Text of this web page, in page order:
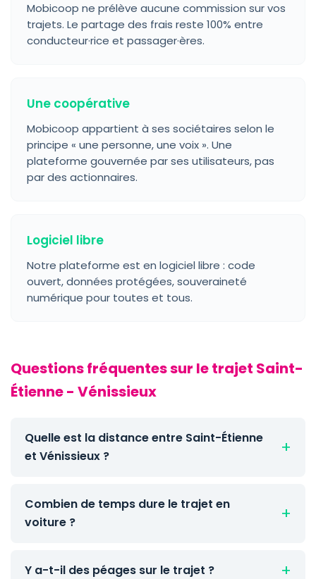
Mobicoop ne prélève aucune commission sur vos
trajets. Le partage des frais reste 100% entre
conducteur·rice et passager·ères.
Une coopérative
Mobicoop appartient à ses sociétaires selon le
principe « une personne, une voix ». Une
plateforme gouvernée par ses utilisateurs, pas
par des actionnaires.
Logiciel libre
Notre plateforme est en logiciel libre : code
ouvert, données protégées, souveraineté
numérique pour toutes et tous.
Questions fréquentes sur le trajet Saint-
Étienne - Vénissieux
Quelle est la distance entre Saint-Étienne
et Vénissieux ?
Combien de temps dure le trajet en
voiture ?
Y a-t-il des péages sur le trajet ?